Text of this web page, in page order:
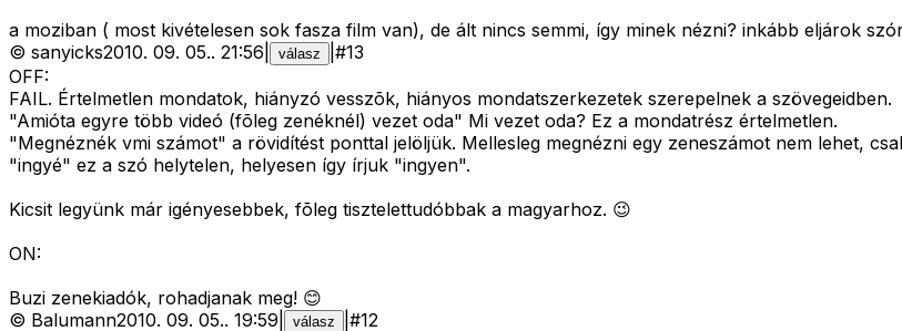
a moziban ( most kivételesen sok fasza film van), de ált nincs semmi, így minek nézni? inkább eljárok
© sanyicks2010. 09. 05.. 21:56 válasz #13
OFF:
FAIL. Értelmetlen mondatok, hiányzó vesszõk, hiányos mondatszerkezetek szerepelnek a szövegeidben.
"Amióta egyre több videó (fõleg zenéknél) vezet oda" Mi vezet oda? Ez a mondatrész értelmetlen.
"Megnéznék vmi számot" a rövidítést ponttal jelöljük. Mellesleg megnézni egy zeneszámot nem lehet,
"ingyé" ez a szó helytelen, helyesen így írjuk "ingyen".
Kicsit legyünk már igényesebbek, fõleg tisztelettudóbbak a magyarhoz. 😉
ON:
Buzi zenekiadók, rohadjanak meg! 😊
© Balumann2010. 09. 05.. 19:59 válasz #12